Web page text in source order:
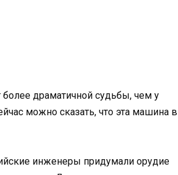
драматичной судьбы, чем у
можно сказать, что эта машина в
инженеры придумали орудие